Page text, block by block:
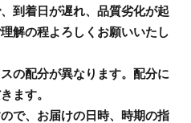
到着日が遅れ、品質劣化が起
解の程よろしくお願いいたし
の配分が異なります。配分に
ます。
で、お届けの日時、時期の指